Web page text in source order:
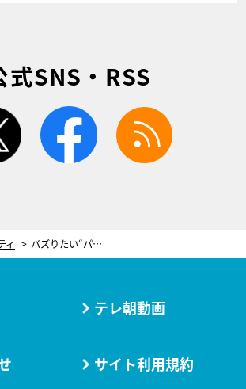
式SNS・RSS
twitter facebook
ィ バズりたい“パイアート”美女の作品、渡辺直美らが大絶賛！ドキドキなハプニングも
テレ朝動画
サイト利用規約